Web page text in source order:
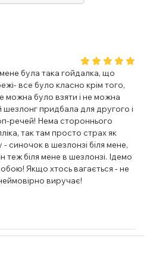
була така гойдалка, що
все було класно крім того,
можна було взяти і не можна
придбала для другого і
речей! Нема стороннього
так там просто страх як
синочок в шезлонзі біля мене,
теж біля мене в шезлонзі. Ідемо
Якщо хтось вагається - не
виручає!